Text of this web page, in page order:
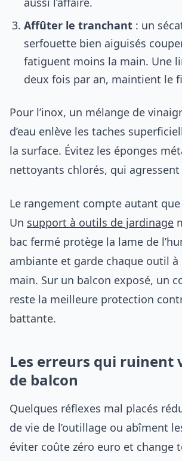
Affûter le tranchant : un
serfouette bien aiguisés
fatiguent moins la main. Une
deux fois par an, maintient le
Pour l’inox, un mélange de
d’eau enlève les taches
la surface. Évitez les éponges
nettoyants chlorés, qui
Le rangement compte autant
Un support à outils de jardinage
bac fermé protège la lame de
ambiante et garde chaque outil à
main. Sur un balcon exposé, un
reste la meilleure protection
battante.
Les erreurs qui ruinent
de balcon
Quelques réflexes mal placés
de vie de l’outillage ou abîment
éviter coûte zéro euro et change